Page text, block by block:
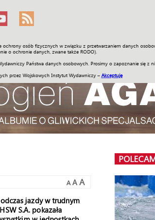
ochrony osób fizycznych w związku z przetwarzaniem danych
o ochronie danych, zwane także RODO).
Państwa danych osobowych. Prosimy o zapoznanie się z
przez Wojskowych Instytut Wydawniczy – Akceptuję
Galerie Wideo ENGLISH SKLEP
A A A
jazdy w trudnym
S.A. pokazała